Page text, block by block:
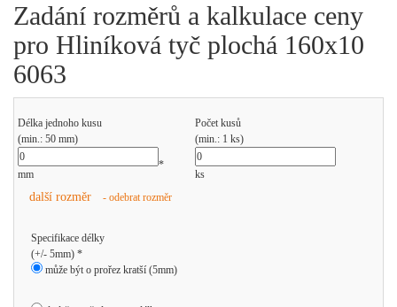
Zadání rozměrů a kalkulace ceny
pro Hliníková tyč plochá 160x10
6063
Délka jednoho kusu
(min.: 50 mm)
Počet kusů
(min.: 1 ks)
mm
*
ks
další rozměr - odebrat rozměr
Specifikace délky
(+/- 5mm) *
může být o prořez kratší (5mm)